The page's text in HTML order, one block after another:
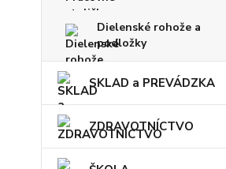
Dielenské rohože a
podložky
SKLAD a PREVÁDZKA
ZDRAVOTNÍCTVO